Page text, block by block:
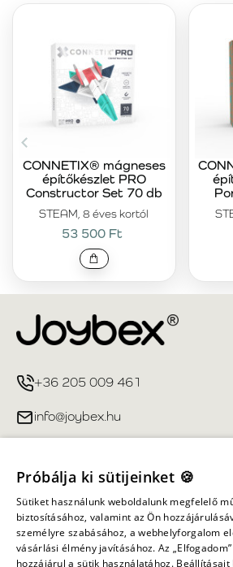
STEAM, 8 éves kortól
CONNETIX® mágneses
építőkészlet PRO
Constructor Set 70 db
53 500 Ft
+36 205 009 461
info@joybex.hu
Fiókom
Információ
Próbálja ki sütijeinket 🍪
Sütiket használunk weboldalunk megfelelő
biztosításához, valamint az Ön
személyre szabásához, a webhelyforgalom
vásárlási élmény javításához. Az
hozzájárul a sütik használatához.